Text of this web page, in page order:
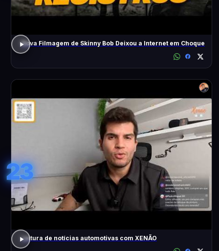
Nova Filmagem de Skinny Bob Deixou a Internet em Choque
23
Leitura de notícias automotivas com XENÃO